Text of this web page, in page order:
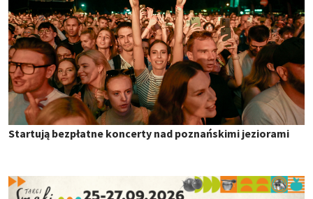
Startują bezpłatne koncerty nad poznańskimi jeziorami